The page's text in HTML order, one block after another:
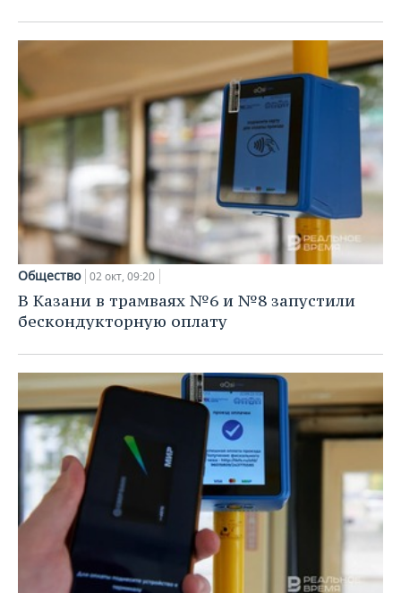
Общество 02 окт, 09:20
В Казани в трамваях №6 и №8 запустили
бескондукторную оплату